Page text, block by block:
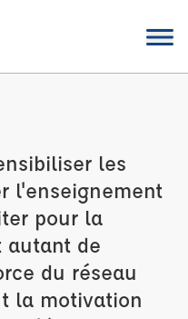
les
l'enseignement
pour la
autant de
du réseau
la motivation